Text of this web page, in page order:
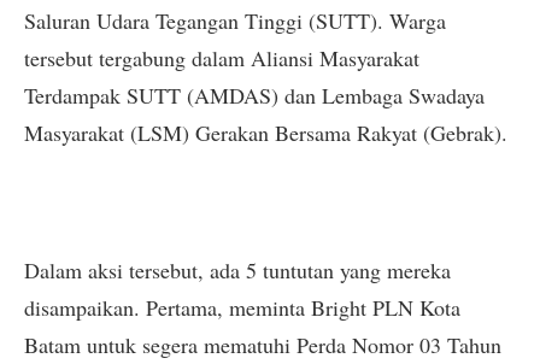
Saluran Udara Tegangan Tinggi (SUTT). Warga
tersebut tergabung dalam Aliansi Masyarakat
Terdampak SUTT (AMDAS) dan Lembaga Swadaya
Masyarakat (LSM) Gerakan Bersama Rakyat (Gebrak).
Dalam aksi tersebut, ada 5 tuntutan yang mereka
disampaikan. Pertama, meminta Bright PLN Kota
Batam untuk segera mematuhi Perda Nomor 03 Tahun